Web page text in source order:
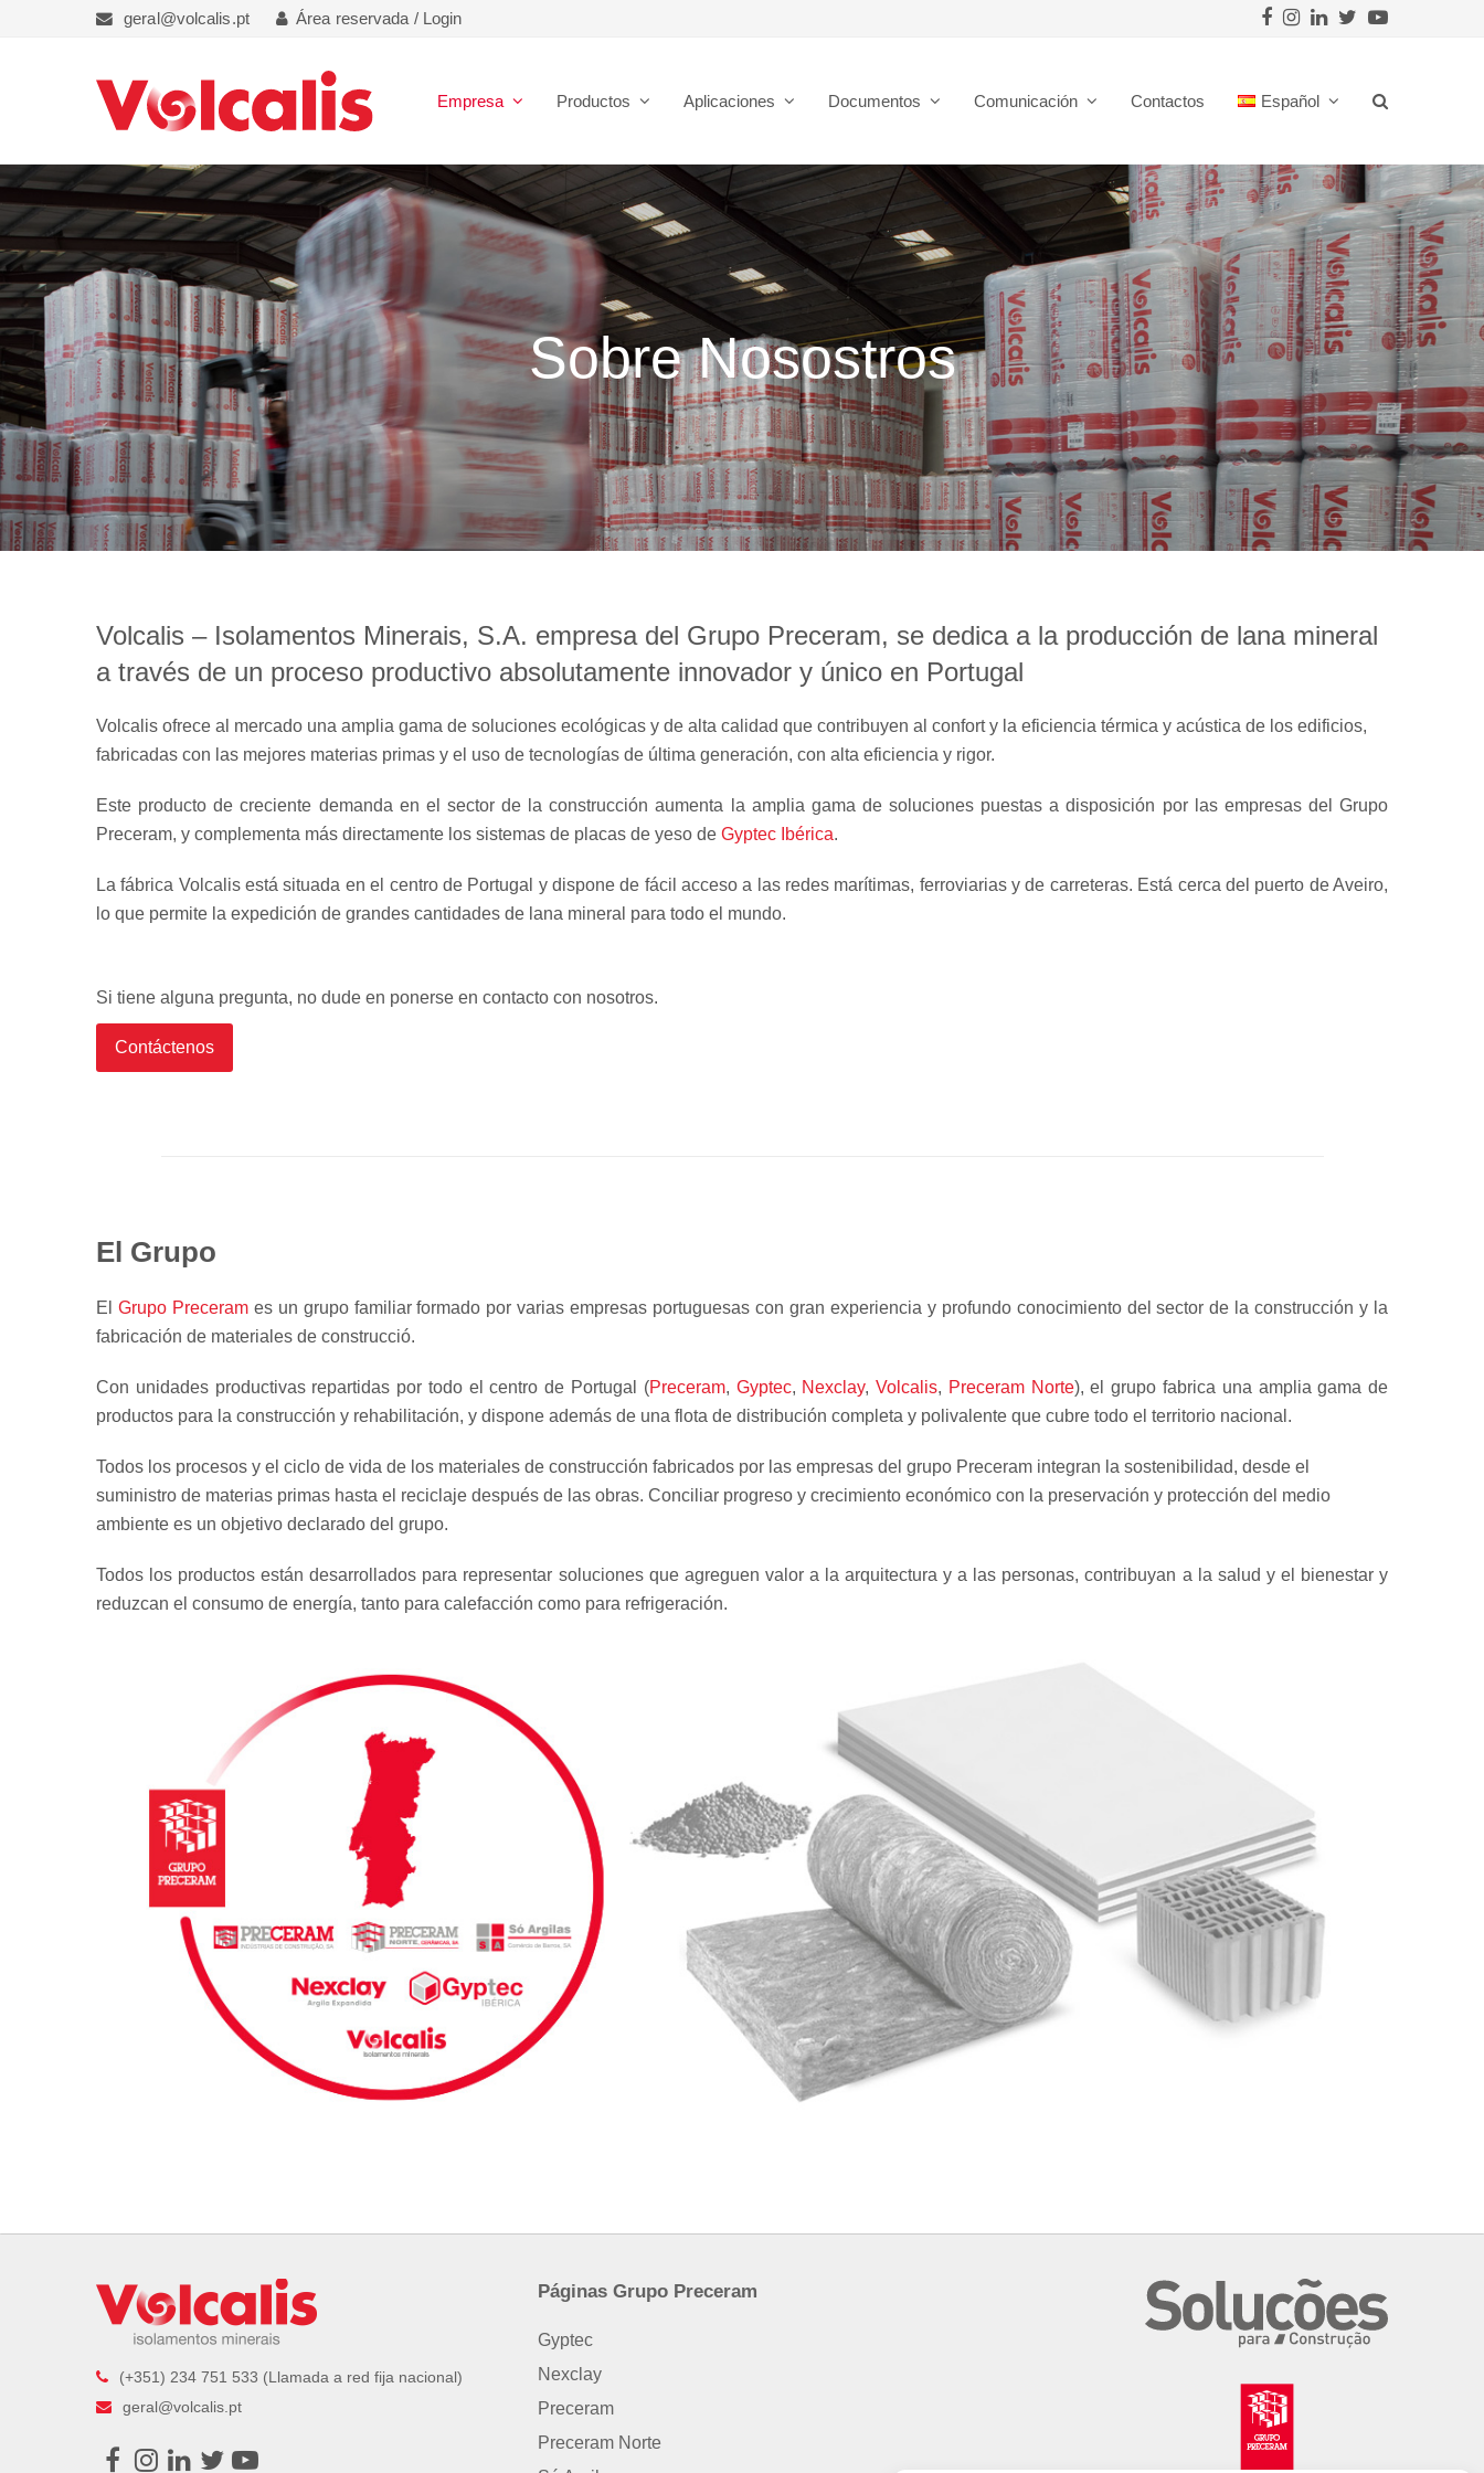
geral@volcalis.pt Área reservada / Login Facebook
Instagram
LinkedIn
Twitter
Empresa Productos Aplicaciones Documentos Comunicación Contactos Español
Sobre Nosostros
Volcalis – Isolamentos Minerais, S.A. empresa del Grupo Preceram, se dedica a la producción de lana mineral
a través de un proceso productivo absolutamente innovador y único en Portugal
Volcalis ofrece al mercado una amplia gama de soluciones ecológicas y de alta calidad que contribuyen al confort y la eficiencia térmica y acústica de los edificios,
fabricadas con las mejores materias primas y el uso de tecnologías de última generación, con alta eficiencia y rigor.
Este producto de creciente demanda en el sector de la construcción aumenta la amplia gama de soluciones puestas a disposición por las empresas del Grupo
Preceram, y complementa más directamente los sistemas de placas de yeso de Gyptec Ibérica.
La fábrica Volcalis está situada en el centro de Portugal y dispone de fácil acceso a las redes marítimas, ferroviarias y de carreteras. Está cerca del puerto de Aveiro,
lo que permite la expedición de grandes cantidades de lana mineral para todo el mundo.
Si tiene alguna pregunta, no dude en ponerse en contacto con nosotros.
Contáctenos
El Grupo
El Grupo Precerames un grupo familiar formado por varias empresas portuguesas con gran experiencia y profundo conocimiento del sector de la construcción y la
fabricación de materiales de construcció.
Con unidades productivas repartidas por todo el centro de Portugal (Preceram, Gyptec, Nexclay,Volcalis, Preceram Norte), el grupo fabrica una amplia gama de
productos para la construcción y rehabilitación, y dispone además de una flota de distribución completa y polivalente que cubre todo el territorio nacional.
Todos los procesos y el ciclo de vida de los materiales de construcción fabricados por las empresas del grupo Preceram integran la sostenibilidad, desde el
suministro de materias primas hasta el reciclaje después de las obras. Conciliar progreso y crecimiento económico con la preservación y protección del medio
ambiente es un objetivo declarado del grupo.
Todos los productos están desarrollados para representar soluciones que agreguen valor a la arquitectura y a las personas, contribuyan a la salud y el bienestar y
reduzcan el consumo de energía, tanto para calefacción como para refrigeración.
(+351) 234 751 533 (Llamada a red fija nacional)
geral@volcalis.pt
Páginas Grupo Preceram
Gyptec
Nexclay
Preceram
Preceram Norte